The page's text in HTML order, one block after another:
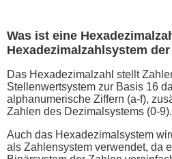
Was ist eine
Hexadezimalzahlsystem
Das Hexadezimalzahl stellt
Stellenwertsystem zur Basis 16
alphanumerische Ziffern (a-f),
Zahlen des Dezimalsystems (0-9).
Auch das Hexadezimalsystem
als Zahlensystem verwendet, da